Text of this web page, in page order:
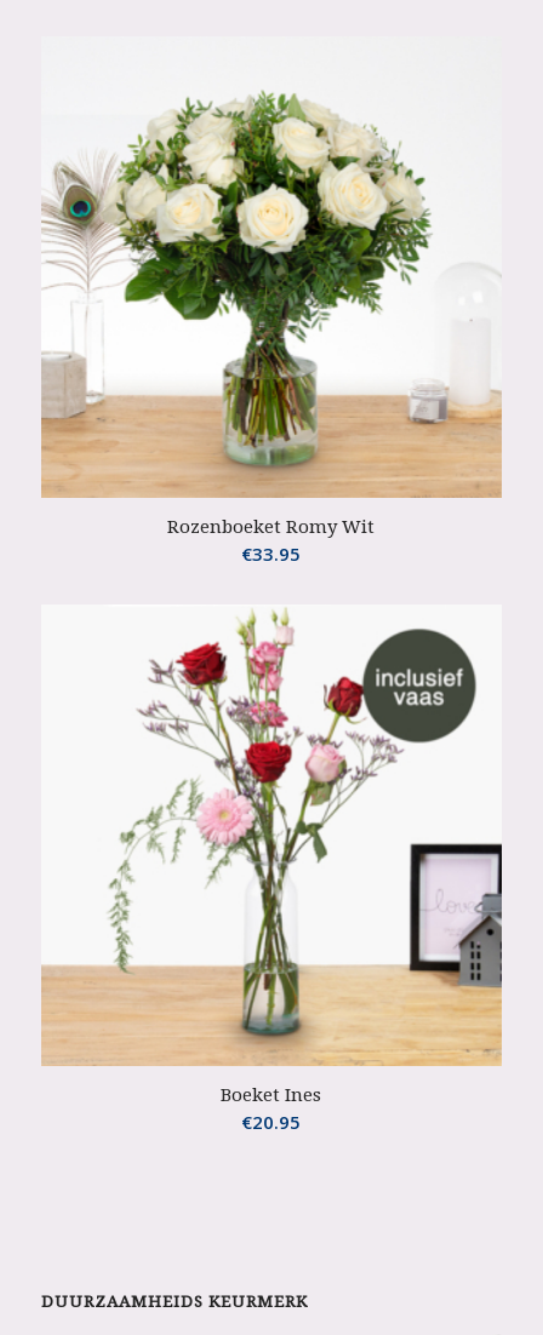
Rozenboeket Romy Wit
€33.95
Boeket Ines
€20.95
DUURZAAMHEIDS KEURMERK